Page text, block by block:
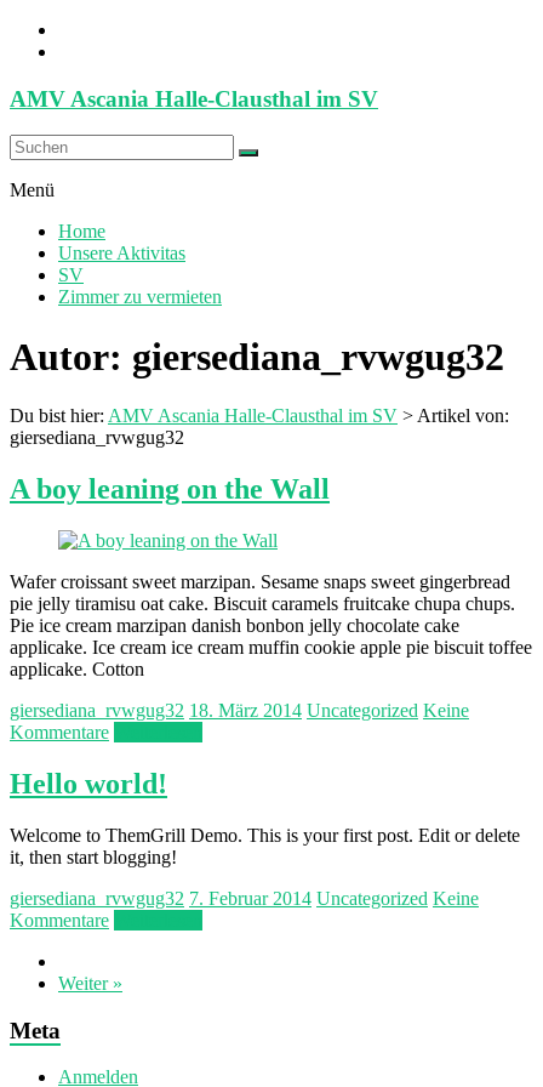
Zum
Inhalt
AMV Ascania Halle-Clausthal im SV
Menü
Home
Unsere Aktivitas
SV
Zimmer zu vermieten
Autor: giersediana_rvwgug32
Du bist hier: AMV Ascania Halle-Clausthal im SV > Artikel von:
giersediana_rvwgug32
A boy leaning on the Wall
Wafer croissant sweet marzipan. Sesame snaps sweet gingerbread
pie jelly tiramisu oat cake. Biscuit caramels fruitcake chupa chups.
Pie ice cream marzipan danish bonbon jelly chocolate cake
applicake. Ice cream ice cream muffin cookie apple pie biscuit toffee
applicake. Cotton
giersediana_rvwgug32 18. März 2014 Uncategorized Keine
Kommentare
Hello world!
Welcome to ThemGrill Demo. This is your first post. Edit or delete
it, then start blogging!
giersediana_rvwgug32 7. Februar 2014 Uncategorized Keine
Kommentare
Weiter »
Meta
Anmelden